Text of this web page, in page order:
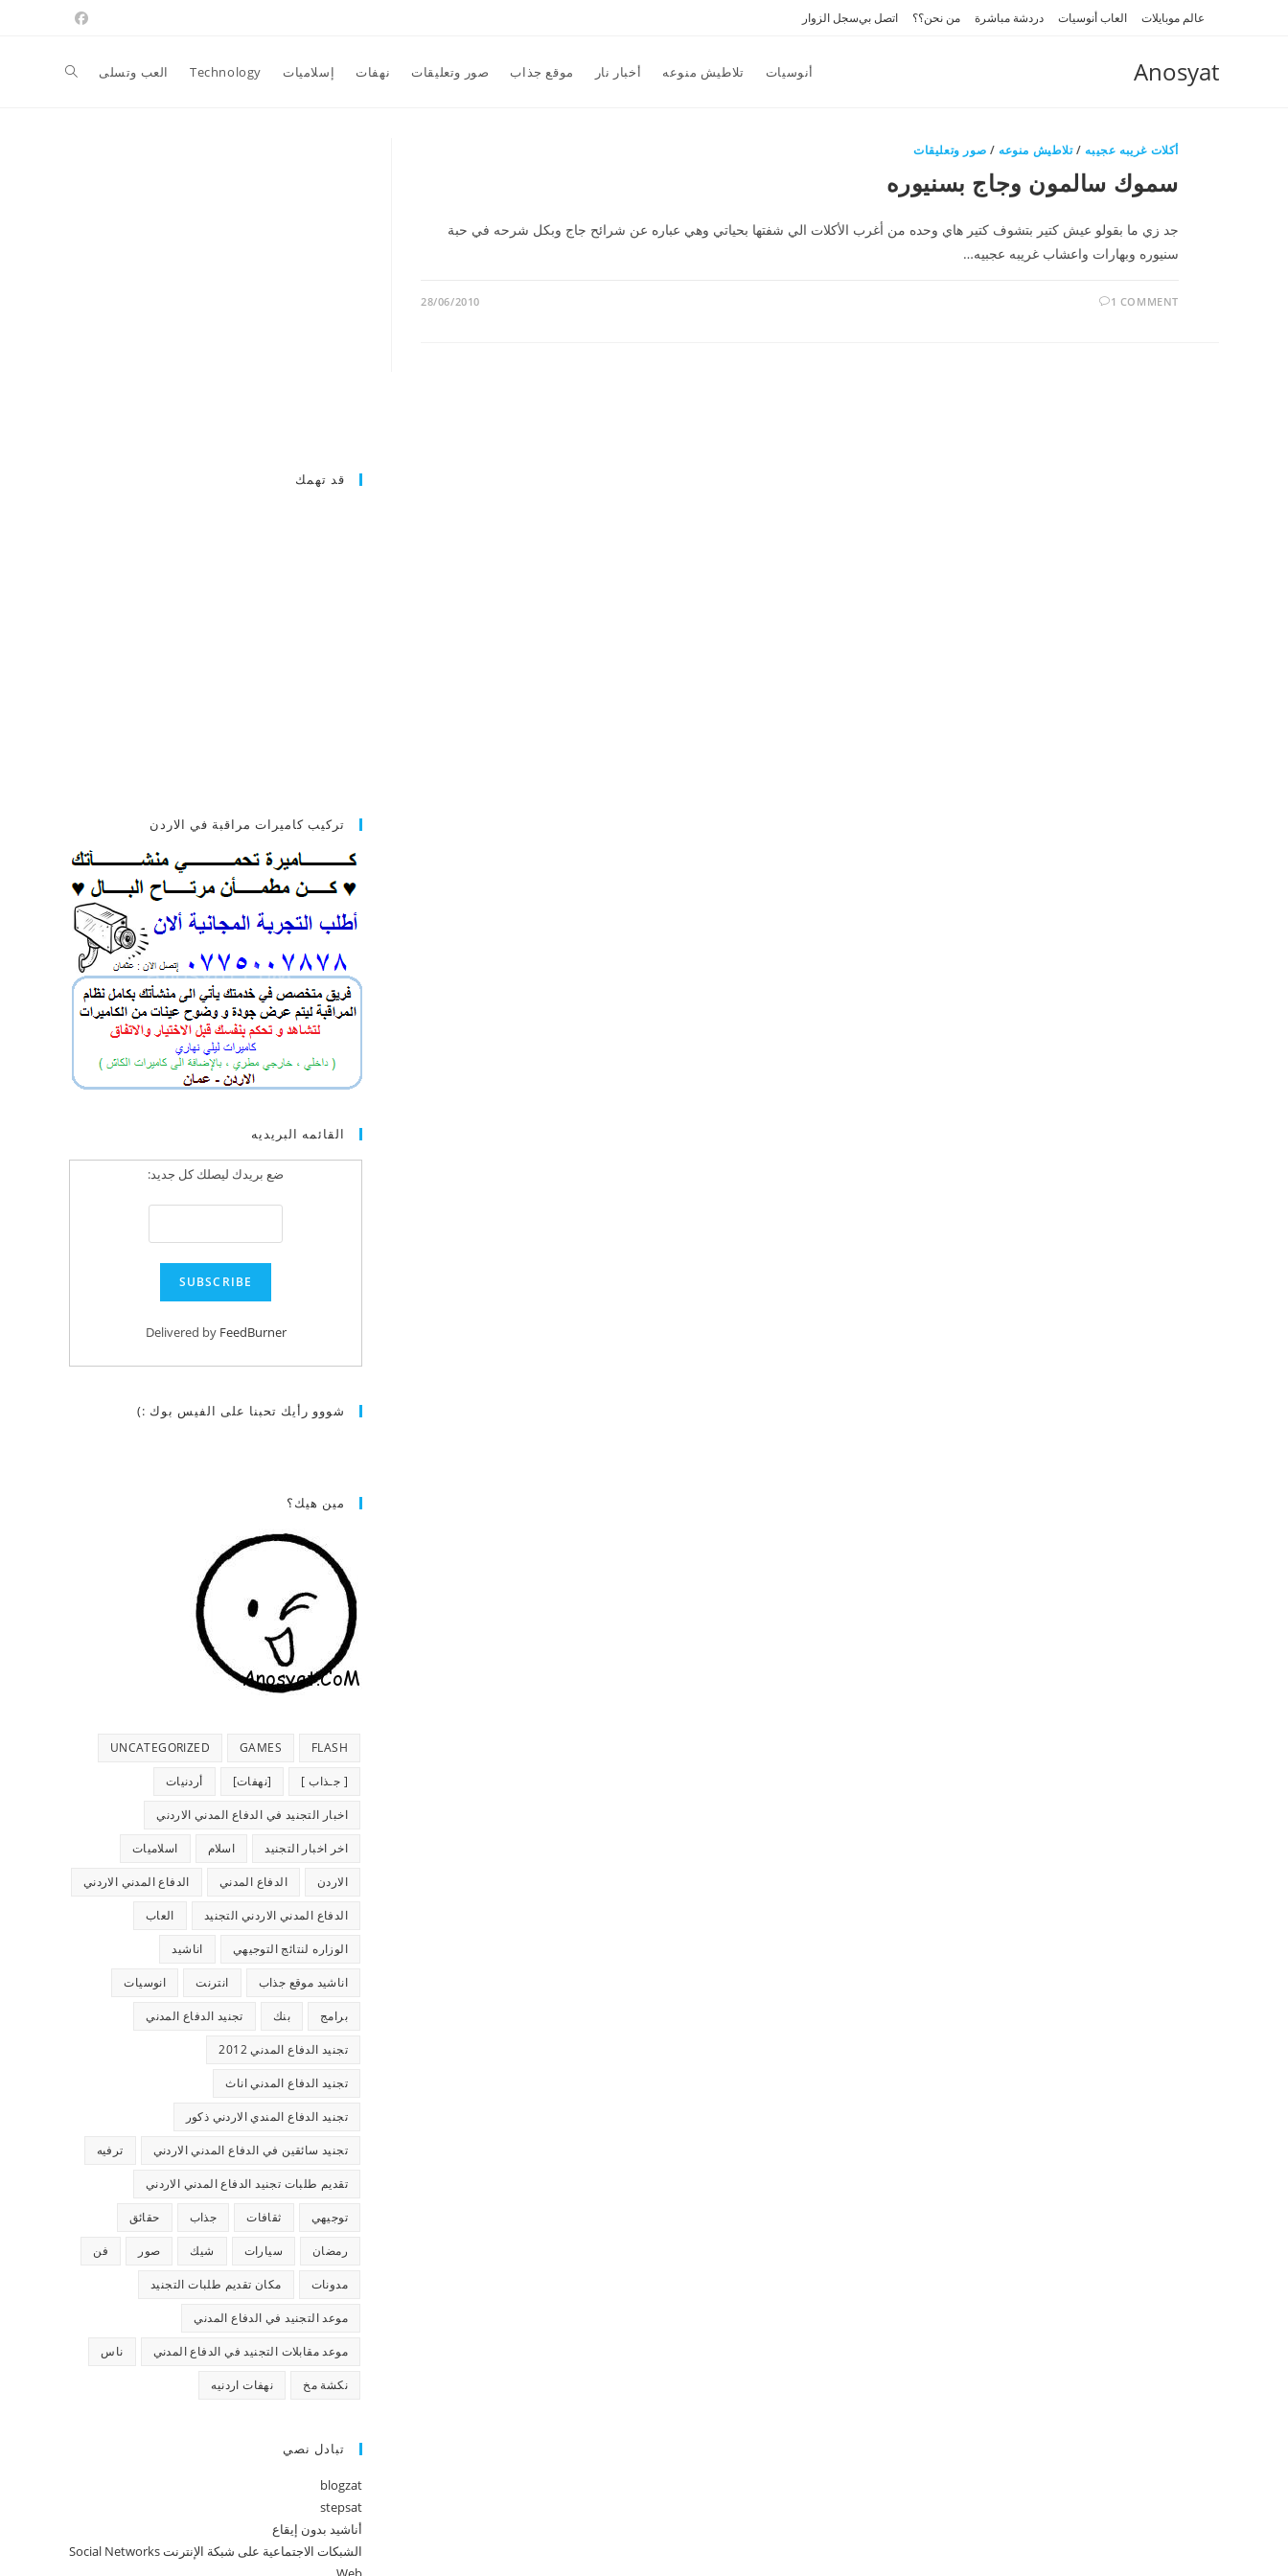
عالم موبايلات العاب أنوسيات دردشة مباشرة من نحن؟؟ اتصل بيسجل الزوار
Anosyat أنوسيات تلاطيش منوعه أخبار نار موقع جذاب صور وتعليقات نهفات إسلاميات Technology العب وتسلى Toggle
أكلات غريبه عجيبه /تلاطيش منوعه / صور وتعليقات
سموك سالمون وجاج بسنيوره
جد زي ما بقولو عيش كتير بتشوف كتير هاي وحده من أغرب الأكلات الي شفتها بحياتي وهي عباره عن شرائح جاج وبكل شرحه في حبة
سنيوره وبهارات واعشاب غريبه عجبيه…
1 COMMENT
28/06/2010
قد تهمك
تركيب كاميرات مراقبة في الاردن
القائمه البريديه
ضع بريدك ليصلك كل جديد:
Delivered by FeedBurner
شووو رأيك تحبنا على الفيس بوك :)
مين هيك؟
FLASH
GAMES
UNCATEGORIZED
[ جـذاب ] [نهفات] أردنيات
اخبار التجنيد في الدفاع المدني الاردني
اخر اخبار التجنيد اسلام اسلاميات
الاردن الدفاع المدني الدفاع المدني الاردني
الدفاع المدني الاردني التجنيد العاب
الوزاره لنتائج التوجيهي اناشيد
اناشيد موقع جذاب انترنت انوسيات
برامج بنك تجنيد الدفاع المدني
تجنيد الدفاع المدني 2012
تجنيد الدفاع المدني اناث
تجنيد الدفاع المندي الاردني ذكور
تجنيد سائقين في الدفاع المدني الاردني ترفيه
تقديم طلبات تجنيد الدفاع المدني الاردني
توجيهي ثقافات جذاب حقائق
رمضان سيارات شيك صور فن
مدونات مكان تقديم طلبات التجنيد
موعد التجنيد في الدفاع المدني
موعد مقابلات التجنيد في الدفاع المدني ناس
نكشة مخ نهفات اردنيه
تبادل نصي
blogzat
stepsat
أناشيد بدون إيقاع
الشبكات الاجتماعية على شبكة الإنترنت Social Networks